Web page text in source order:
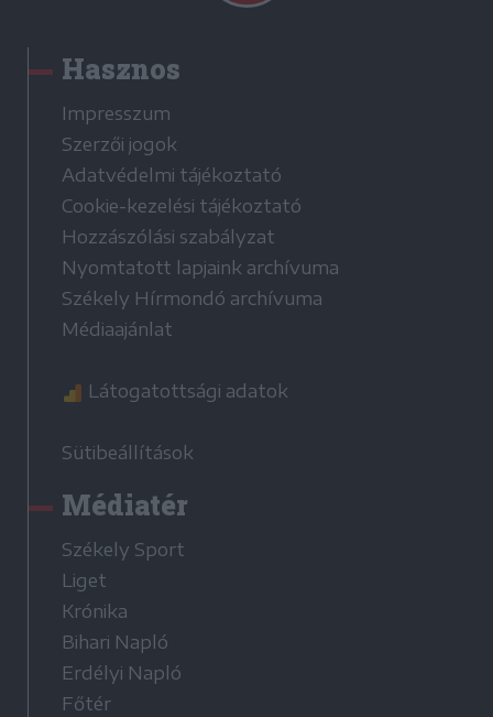
Hasznos
Impresszum
Szerzői jogok
Adatvédelmi tájékoztató
Cookie-kezelési tájékoztató
Hozzászólási szabályzat
Nyomtatott lapjaink archívuma
Székely Hírmondó archívuma
Médiaajánlat
Látogatottsági adatok
Sütibeállítások
Médiatér
Székely Sport
Liget
Krónika
Bihari Napló
Erdélyi Napló
Főtér